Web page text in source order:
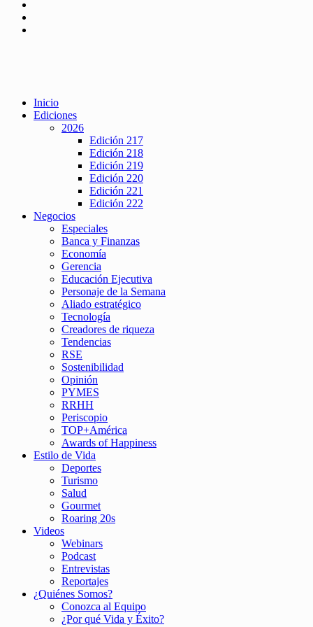
Inicio
Ediciones
2026
Edición 217
Edición 218
Edición 219
Edición 220
Edición 221
Edición 222
Negocios
Especiales
Banca y Finanzas
Economía
Gerencia
Educación Ejecutiva
Personaje de la Semana
Aliado estratégico
Tecnología
Creadores de riqueza
Tendencias
RSE
Sostenibilidad
Opinión
PYMES
RRHH
Periscopio
TOP+América
Awards of Happiness
Estilo de Vida
Deportes
Turismo
Salud
Gourmet
Roaring 20s
Videos
Webinars
Podcast
Entrevistas
Reportajes
¿Quiénes Somos?
Conozca al Equipo
¿Por qué Vida y Éxito?